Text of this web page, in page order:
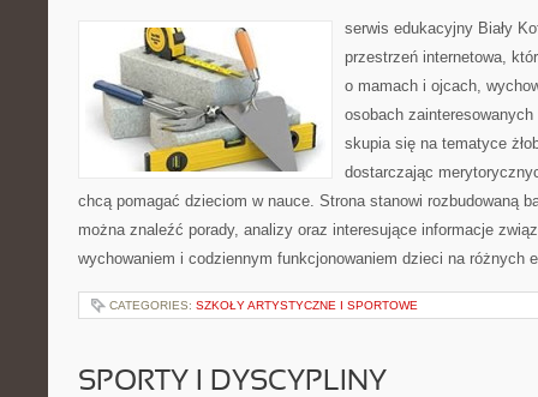
serwis edukacyjny Biały
przestrzeń internetowa,
o mamach i ojcach,
osobach
skupia się na tematyce
dostarczając
chcą pomagać dzieciom w nauce. Strona stanowi rozbudowaną
można znaleźć porady, analizy oraz interesujące informacje
wychowaniem i codziennym funkcjonowaniem dzieci na różnych
CATEGORIES: SZKOŁY ARTYSTYCZNE I SPORTOWE
SPORTY I DYSCYPLINY